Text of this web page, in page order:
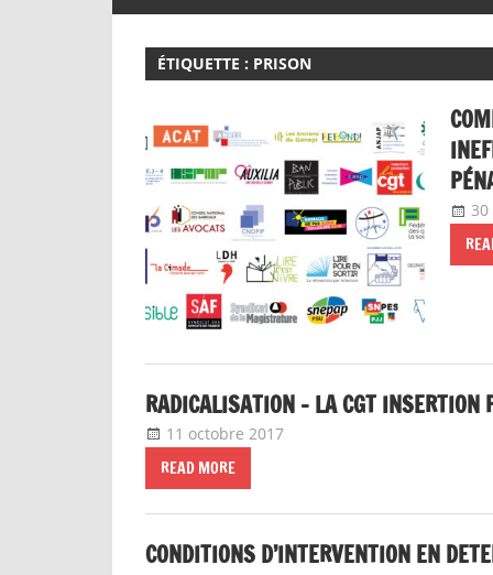
ÉTIQUETTE : PRISON
RADICALISATION – LA CGT
11 octobre 2017
READ MORE
CONDITIONS D’INTERVENTION EN